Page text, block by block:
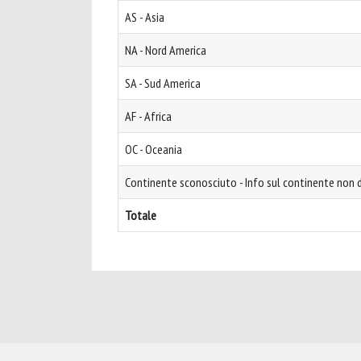
AS - Asia
NA - Nord America
SA - Sud America
AF - Africa
OC - Oceania
Continente sconosciuto - Info sul continente non
Totale